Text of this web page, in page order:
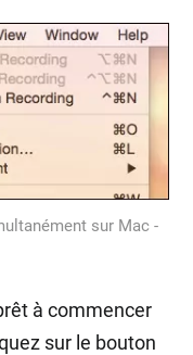
sur Mac -
à commencer
sur le bouton